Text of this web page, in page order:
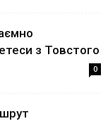
з Товстого
0